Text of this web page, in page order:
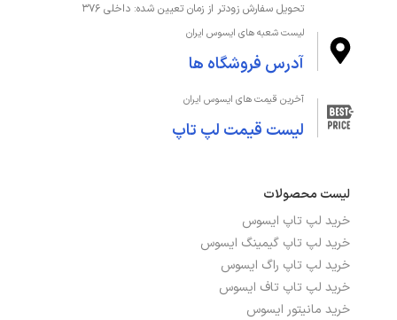
صفحه‌نمایش و تصویر
اندازه صفحه نمایش 15.6 اینچ
دقت صفحه نمایش FHD 1920 x 1080
صفحه نمایش لمسی خیر
نوع صفحه نمایش
درگاه‌ها، ارتباطات و شبکه
تحویل سفارش زودتر از زمان تعیین شده: داخلی ۳۷۶
لیست شعبه های ایسوس ایران
آدرس فروشگاه ها
آخرین قیمت های ایسوس ایران
لیست قیمت لپ تاپ
لیست محصولات
خرید لپ تاپ ایسوس
خرید لپ تاپ گیمینگ ایسوس
خرید لپ تاپ راگ ایسوس
خرید لپ تاپ تاف ایسوس
خرید مانیتور ایسوس